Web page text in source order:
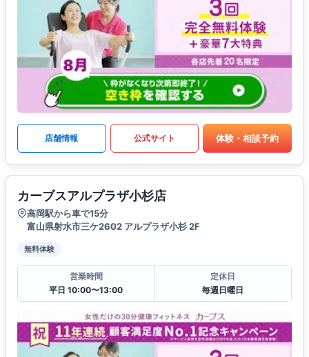
店舗情報 公式サイト 体験・相談予約
カーブスアルプラザ小杉店
高岡駅から車で15分
富山県射水市三ケ2602 アルプラザ小杉 2F
無料体験
営業時間
平日 10:00〜13:00
定休日
毎週日曜日